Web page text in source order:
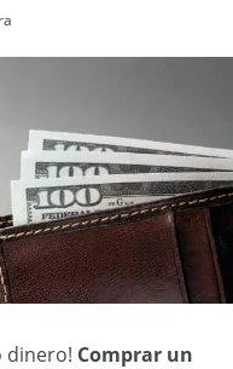
dinero! Comprar un